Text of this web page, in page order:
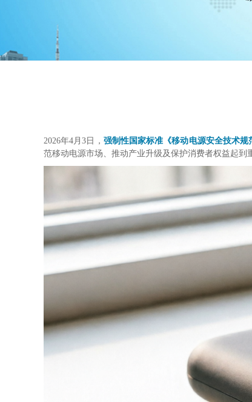
2026年4月3日， 强制性国家标准 《移动电源安全技术
范移动电源市场、推动产业升级及保护消费者权益起到